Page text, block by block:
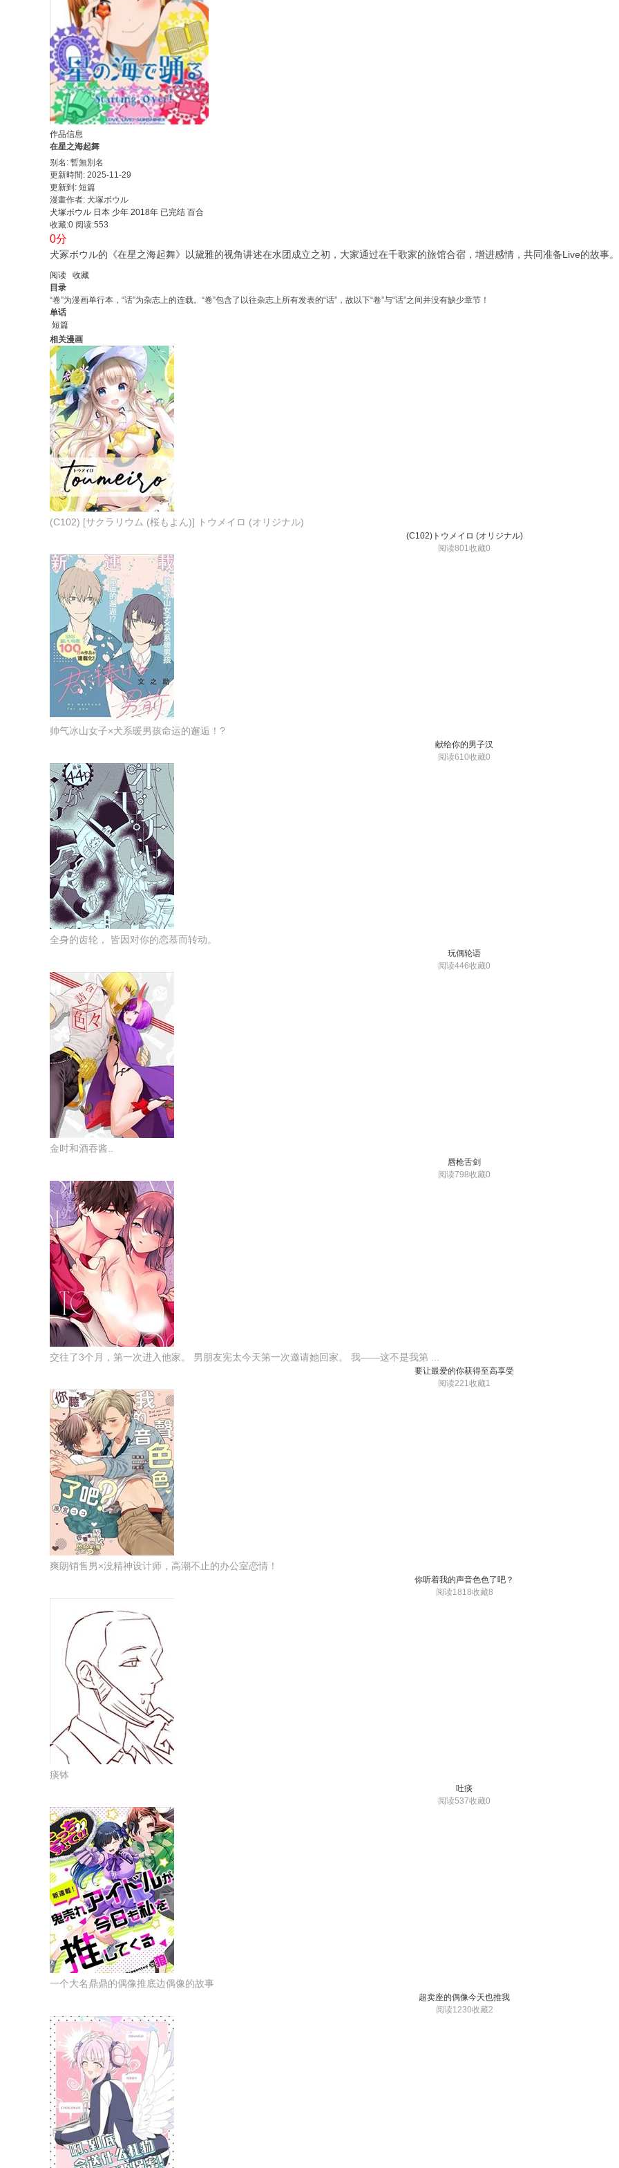
作品信息
在星之海起舞
别名: 暫無別名
更新時間: 2025-11-29
更新到: 短篇
漫畫作者: 犬塚ボウル
犬塚ボウル 日本 少年 2018年 已完结 百合
收藏:0 阅读:553
0分
犬冢ボウル的《在星之海起舞》以黛雅的视角讲述在水团成立之初，大家通过在千歌家的旅馆合宿，增进感情，共同准备Live的故事。
阅读
收藏
目录
“卷”为漫画单行本，“话”为杂志上的连载。“卷”包含了以往杂志上所有发表的“话”，故以下“卷”与“话”之间并没有缺少章节！
单话
短篇
相关漫画
(C102) [サクラリウム (桜もよん)] トウメイロ (オリジナル)
(C102)トウメイロ (オリジナル)
阅读801 收藏0
帅气冰山女子×犬系暖男孩命运的邂逅！?
献给你的男子汉
阅读610收藏0
全身的齿轮， 皆因对你的恋慕而转动。
玩偶轮语
阅读446收藏0
金时和酒吞酱..
唇枪舌剑
阅读798收藏0
交往了3个月，第一次进入他家。 男朋友宪太今天第一次邀请她回家。 我——这不是我第 ...
要让最爱的你获得至高享受
阅读221 收藏1
爽朗销售男×没精神设计师，高潮不止的办公室恋情！
你听着我的声音色色了吧？
阅读1818收藏8
痰钵
吐痰
阅读537收藏0
一个大名鼎鼎的偶像推底边偶像的故事
超卖座的偶像今天也推我
阅读1230收藏2